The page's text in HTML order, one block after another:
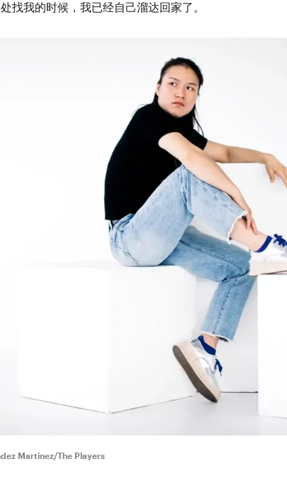
找我的时候，我已经自己溜达回家了。
Martinez/The Players